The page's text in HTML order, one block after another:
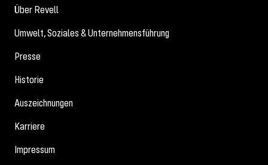
Über Revell
Umwelt, Soziales & Unternehmensführung
Presse
Historie
Auszeichnungen
Karriere
Impressum